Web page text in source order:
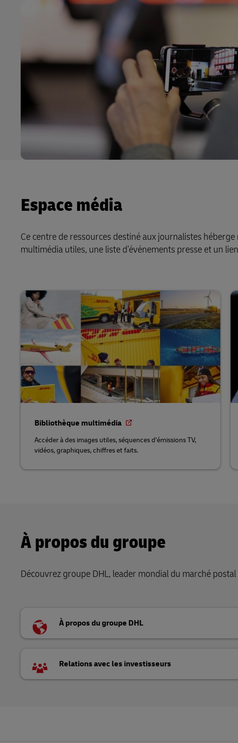
Espace média
Ce centre de ressources destiné aux journalistes
multimédia utiles, une liste d’événements presse et un
Bibliothèque multimédia
Accéder à des images utiles, séquences d’émissions TV,
vidéos, graphiques, chiffres et faits.
À propos du groupe
Découvrez groupe DHL, leader mondial du marché
À propos du groupe DHL
Relations avec les investisseurs